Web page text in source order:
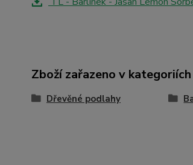
Zboží zařazeno v kategoriích
Dřevěné podlahy